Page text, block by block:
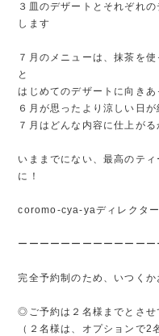
３皿のデザートとそれぞれ
します
７月のメニューは、抹茶を
と
はじめてのデザートに向きあ
６月が思ったより涼しい日
７月はどんな内容に仕上が
いままでにない、最高のテ
に！
coromo-cya-yaディレクタ
ーーーーーーーーーーーー
完全予約制のため、いつく
◎ご予約は２名様までとさせ
（２名様は、オプションで2